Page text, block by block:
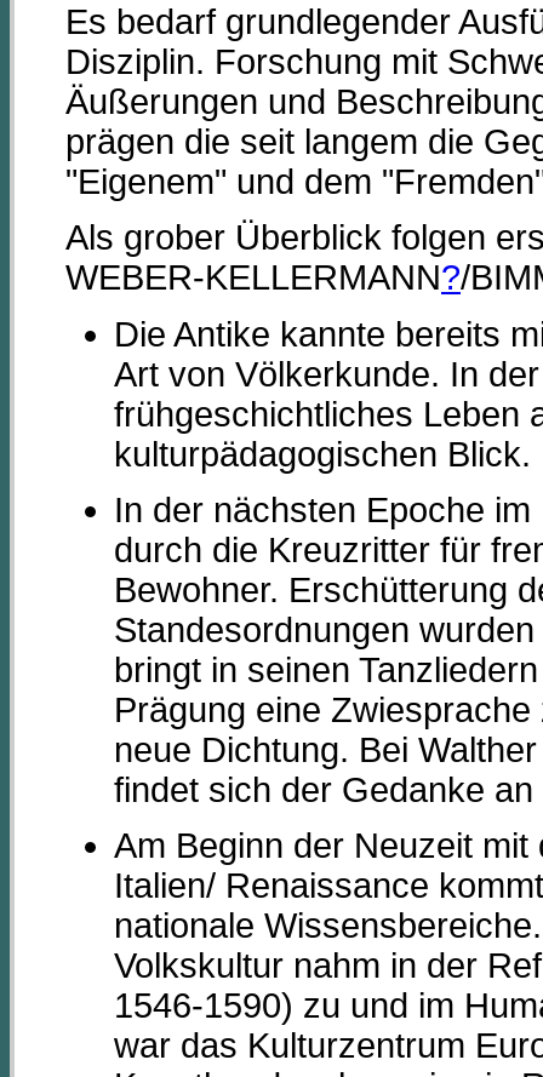
Es bedarf grundlegender
Disziplin. Forschung mit
Äußerungen und
prägen die seit langem die
"Eigenem" und dem
Als grober Überblick folgen
WEBER-KELLERMANN?/
Die Antike kannte bereits
Art von Völkerkunde. In
frühgeschichtliches Leben
kulturpädagogischen Blick.
In der nächsten Epoche
durch die Kreuzritter für
Bewohner. Erschütterung
Standesordnungen
bringt in seinen
Prägung eine
neue Dichtung. Bei
findet sich der Gedanke
Am Beginn der Neuzeit
Italien/ Renaissance
nationale
Volkskultur nahm in der
1546-1590) zu und im
war das Kulturzentrum